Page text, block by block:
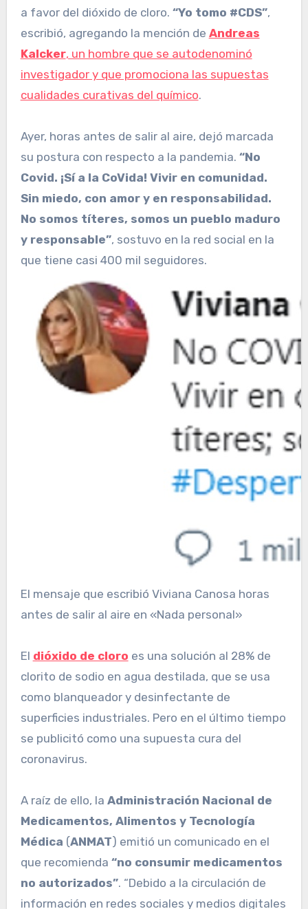
a favor del dióxido de cloro. “Yo tomo #CDS”,
escribió, agregando la mención de Andreas
Kalcker, un hombre que se autodenominó
investigador y que promociona las supuestas
cualidades curativas del químico.
Ayer, horas antes de salir al aire, dejó marcada
su postura con respecto a la pandemia. “No
Covid. ¡Sí a la CoVida! Vivir en comunidad.
Sin miedo, con amor y en responsabilidad.
No somos títeres, somos un pueblo maduro
y responsable”, sostuvo en la red social en la
que tiene casi 400 mil seguidores.
El mensaje que escribió Viviana Canosa horas
antes de salir al aire en «Nada personal»
El dióxido de cloro es una solución al 28% de
clorito de sodio en agua destilada, que se usa
como blanqueador y desinfectante de
superficies industriales. Pero en el último tiempo
se publicitó como una supuesta cura del
coronavirus.
A raíz de ello, la Administración Nacional de
Medicamentos, Alimentos y Tecnología
Médica (ANMAT) emitió un comunicado en el
que recomienda “no consumir medicamentos
no autorizados”. “Debido a la circulación de
información en redes sociales y medios digitales